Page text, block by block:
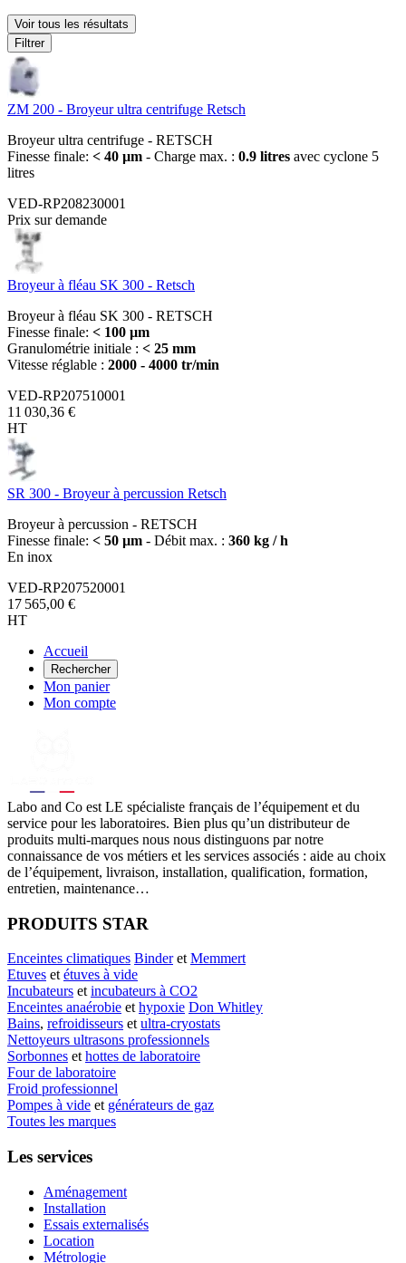
Voir tous les résultats
Filtrer
ZM 200 - Broyeur ultra centrifuge Retsch
Broyeur ultra centrifuge - RETSCH
Finesse finale: < 40 µm - Charge max. : 0.9 litres avec cyclone 5
litres
VED-RP208230001
Prix sur demande
Broyeur à fléau SK 300 - Retsch
Broyeur à fléau SK 300 - RETSCH
Finesse finale: < 100 µm
Granulométrie initiale : < 25 mm
Vitesse réglable : 2000 - 4000 tr/min
VED-RP207510001
11 030,36 €
HT
SR 300 - Broyeur à percussion Retsch
Broyeur à percussion - RETSCH
Finesse finale: < 50 µm - Débit max. : 360 kg / h
En inox
VED-RP207520001
17 565,00 €
HT
Accueil
Rechercher
Mon panier
Mon compte
Labo and Co est LE spécialiste français de l’équipement et du
service pour les laboratoires. Bien plus qu’un distributeur de
produits multi-marques nous nous distinguons par notre
connaissance de vos métiers et les services associés : aide au choix
de l’équipement, livraison, installation, qualification, formation,
entretien, maintenance…
PRODUITS STAR
Enceintes climatiques Binderet Memmert
Etuves et étuves à vide
Incubateurs et incubateurs à CO2
Enceintes anaérobie et hypoxie Don Whitley
Bains, refroidisseurs et ultra-cryostats
Nettoyeurs ultrasons professionnels
Sorbonnes et hottes de laboratoire
Four de laboratoire
Froid professionnel
Pompes à vide et générateurs de gaz
Toutes les marques
Les services
Aménagement
Installation
Essais externalisés
Location
Métrologie